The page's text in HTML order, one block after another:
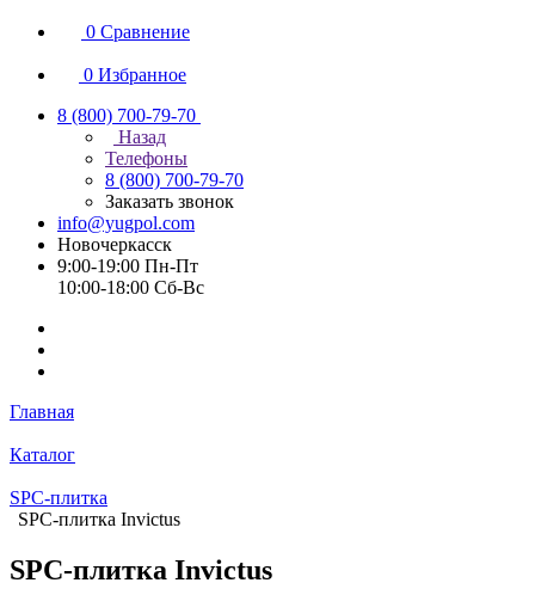
0 Сравнение
0 Избранное
8 (800) 700-79-70
Назад
Телефоны
8 (800) 700-79-70
Заказать звонок
info@yugpol.com
Новочеркаcск
9:00-19:00 Пн-Пт
10:00-18:00 Cб-Вс
Главная
Каталог
SPC-плитка
SPC-плитка Invictus
SPC-плитка Invictus